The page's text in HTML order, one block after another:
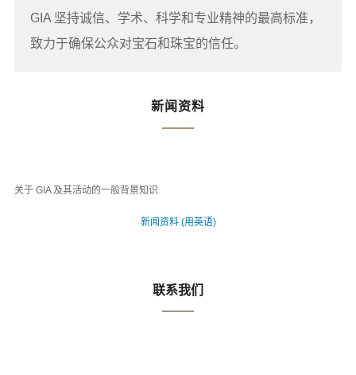
GIA 坚持诚信、学术、科学和专业精神的最高标准，
致力于确保公众对宝石和珠宝的信任。
新闻资料
关于 GIA 及其活动的一般背景知识
新闻资料 (用英语)
联系我们